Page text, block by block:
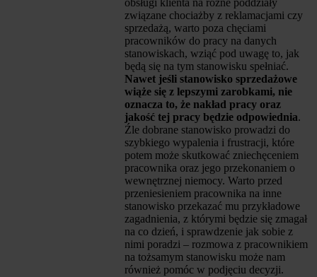
obsługi klienta na różne poddziały
związane chociażby z reklamacjami czy
sprzedażą, warto poza chęciami
pracowników do pracy na danych
stanowiskach, wziąć pod uwagę to, jak
będą się na tym stanowisku spełniać.
Nawet jeśli stanowisko sprzedażowe
wiąże się z lepszymi zarobkami, nie
oznacza to, że nakład pracy oraz
jakość tej pracy będzie odpowiednia.
Źle dobrane stanowisko prowadzi do
szybkiego wypalenia i frustracji, które
potem może skutkować zniechęceniem
pracownika oraz jego przekonaniem o
wewnętrznej niemocy. Warto przed
przeniesieniem pracownika na inne
stanowisko przekazać mu przykładowe
zagadnienia, z którymi będzie się zmagał
na co dzień, i sprawdzenie jak sobie z
nimi poradzi – rozmowa z pracownikiem
na tożsamym stanowisku może nam
również pomóc w podjęciu decyzji.